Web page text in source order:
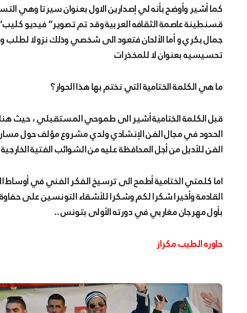
كما أشير وأوضح بأنه لي إصدارين الاول بعنوان سيرتا وهي
قسنطينة عاصمة الثقافه العربية وقد تم تصوير” فيديو
تحسيسيه بعنوان لا للمخذرات
ما هي الكلمة الختامية التي نختم بها هذا الحوار؟
قبل الكلمة الختامية أشير الى طموحي المستقبلي ، حيث
الحدود في مجال الفن الإنشادي ولدي مشروع مؤلف حول
الفن للأديل من أجل المحافظة عليه من الشوائب الفتية
اما كلمتي الختامية أطمح الى ترسيخ الفكر الفني في أوساط
القادمة وأخيرا شكرا لكم وشكرا للأشقاء التونسين على
بأول مهرجان مغاربي في دورته الأولى بتونس ..
حاوره الطيب مكراز